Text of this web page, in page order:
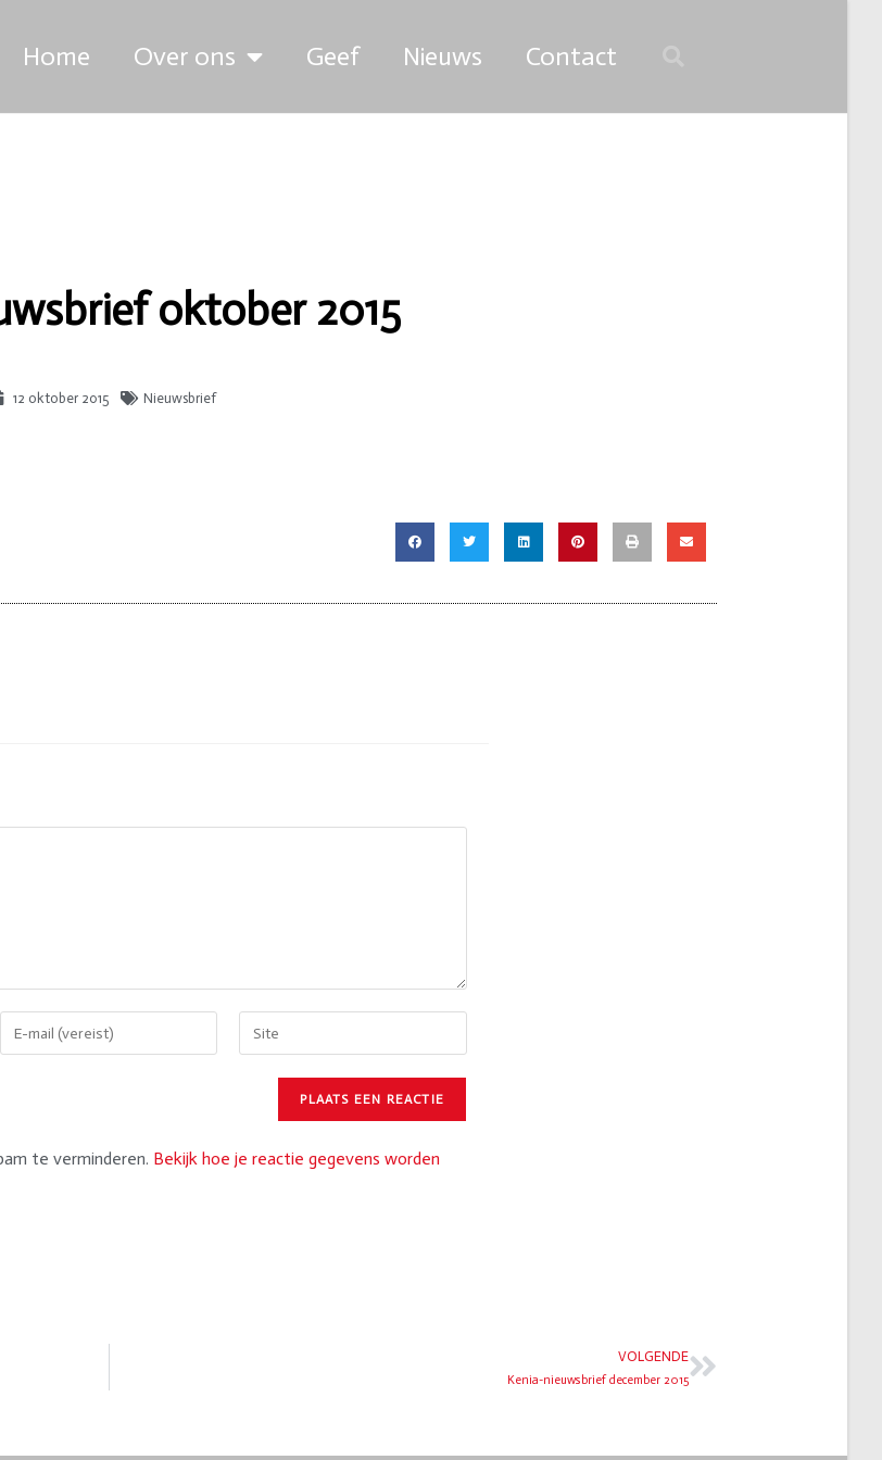
Home Over ons Geef Nieuws Contact
oktober 2015
12 oktober 2015 Nieuwsbrief
te verminderen. Bekijk hoe je reactie gegevens worden
VOLGENDE
Kenia-nieuwsbrief december 2015